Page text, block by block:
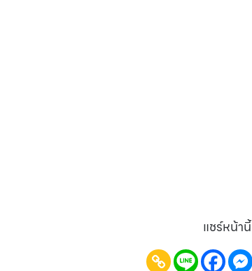
แชร์หน้านี้